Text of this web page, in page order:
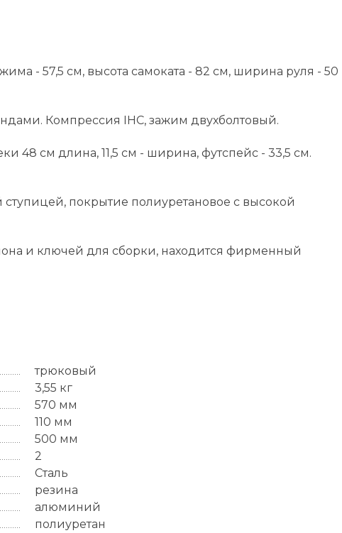
- 57,5 см, высота самоката - 82 см, ширина руля - 50
Компрессия IHC, зажим двухболтовый.
48 см длина, 11,5 см - ширина, футспейс - 33,5 см.
покрытие полиуретановое с высокой
и ключей для сборки, находится фирменный
трюковый
3,55 кг
570 мм
110 мм
500 мм
2
Сталь
резина
алюминий
полиуретан